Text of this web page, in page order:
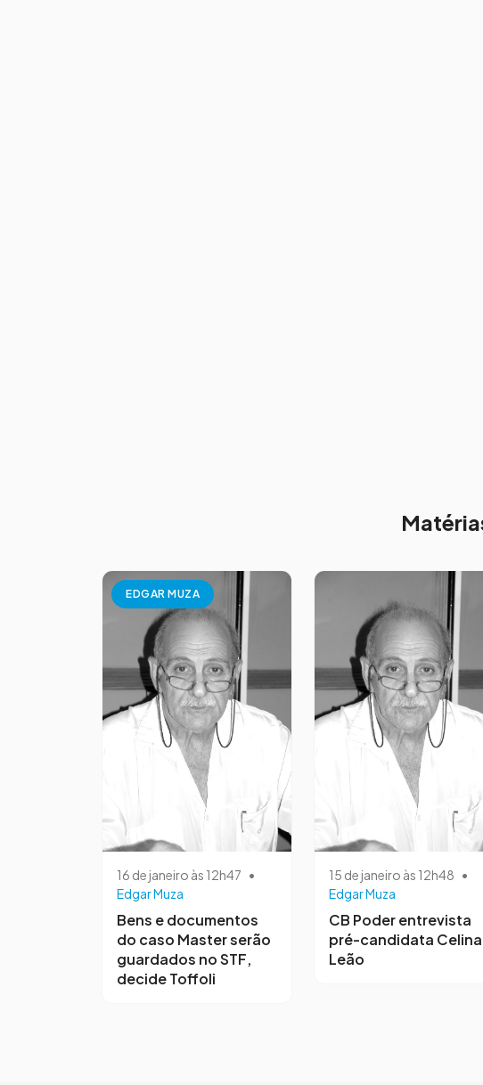
EDGAR MUZA
16 de janeiro às 12h47 •
Edgar Muza
Bens e documentos
do caso Master serão
guardados no STF,
decide Toffoli
15 de janeiro às 12h48 •
Edgar Muza
CB Poder entrevista
pré-candidata Celina
Leão